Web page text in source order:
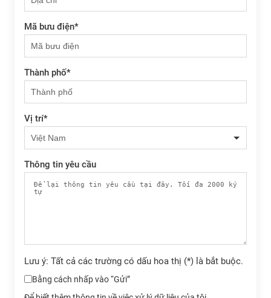
Mã bưu điện*
Thành phố*
Vị trí*
Thông tin yêu cầu
Lưu ý: Tất cả các trường có dấu hoa thị (*) là bắt buộc.
Bằng cách nhấp vào “Gửi”